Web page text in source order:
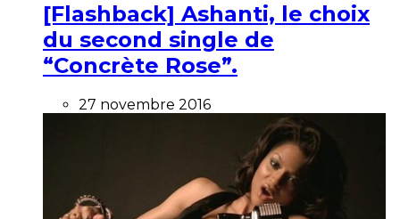
[Flashback] Ashanti, le choix
du second single de
“Concrète Rose”.
27 novembre 2016